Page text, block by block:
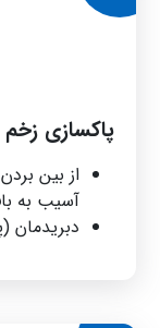
پاکسازی
از بین
آسیب به
دبریدمان